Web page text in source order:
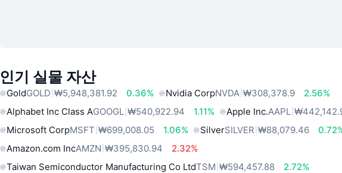
인기 실물 자산
GoldGOLD ₩5,948,381.92 0.36% Nvidia CorpNVDA ₩308,378.9
2.56%
Alphabet Inc Class AGOOGL ₩540,922.94 1.11% Apple Inc.AAPL
Microsoft CorpMSFT ₩699,008.05 1.06% SilverSILVER ₩88,079.46
Amazon.com IncAMZN ₩395,830.94
2.32%
Taiwan Semiconductor Manufacturing Co LtdTSM ₩594,457.88
2.72%